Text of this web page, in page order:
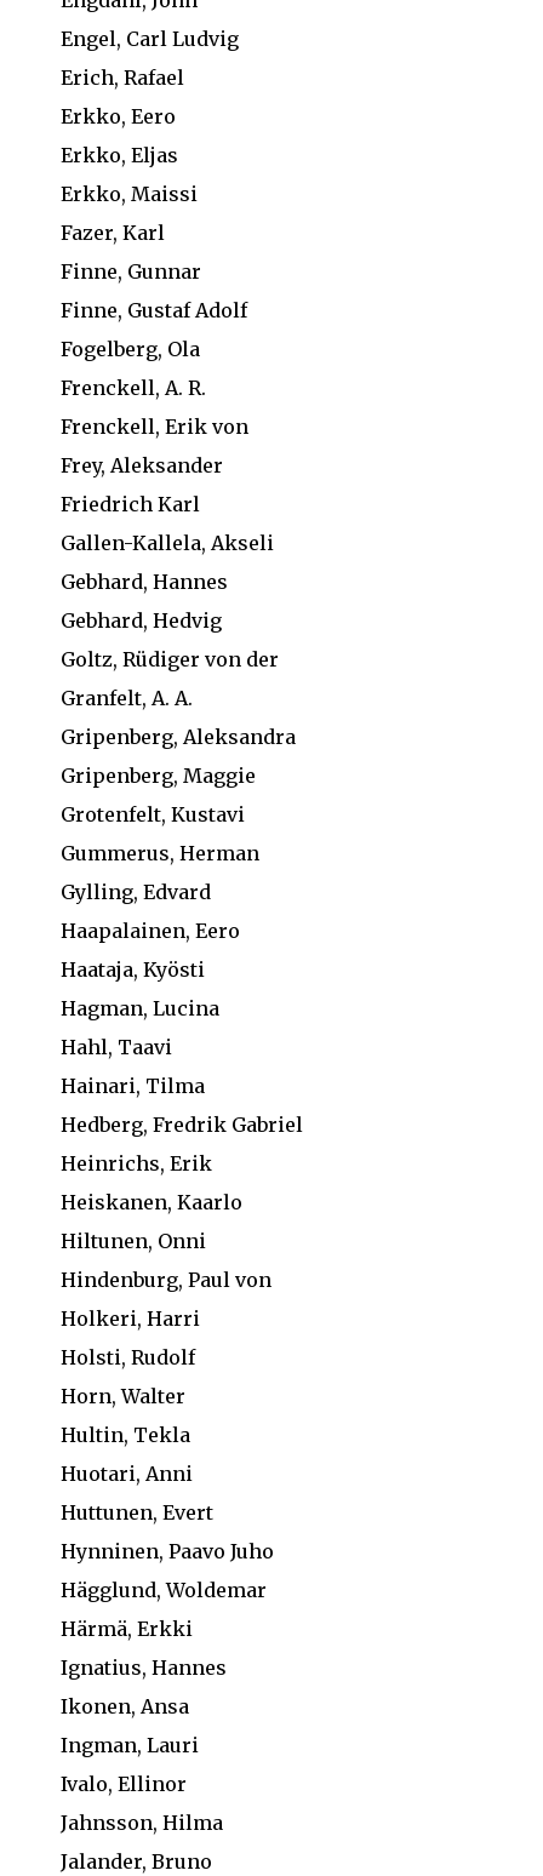
Engel, Carl Ludvig
Erich, Rafael
Erkko, Eero
Erkko, Eljas
Erkko, Maissi
Fazer, Karl
Finne, Gunnar
Finne, Gustaf Adolf
Fogelberg, Ola
Frenckell, A. R.
Frenckell, Erik von
Frey, Aleksander
Friedrich Karl
Gallen-Kallela, Akseli
Gebhard, Hannes
Gebhard, Hedvig
Goltz, Rüdiger von der
Granfelt, A. A.
Gripenberg, Aleksandra
Gripenberg, Maggie
Grotenfelt, Kustavi
Gummerus, Herman
Gylling, Edvard
Haapalainen, Eero
Haataja, Kyösti
Hagman, Lucina
Hahl, Taavi
Hainari, Tilma
Hedberg, Fredrik Gabriel
Heinrichs, Erik
Heiskanen, Kaarlo
Hiltunen, Onni
Hindenburg, Paul von
Holkeri, Harri
Holsti, Rudolf
Horn, Walter
Hultin, Tekla
Huotari, Anni
Huttunen, Evert
Hynninen, Paavo Juho
Hägglund, Woldemar
Härmä, Erkki
Ignatius, Hannes
Ikonen, Ansa
Ingman, Lauri
Ivalo, Ellinor
Jahnsson, Hilma
Jalander, Bruno